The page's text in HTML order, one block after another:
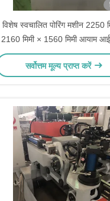
विशेष स्वचालित पोरिंग मशीन 2250
2160 मिमी × 1560 मिमी आयाम
प्रमाणित
सर्वोत्तम मूल्य प्राप्त करें